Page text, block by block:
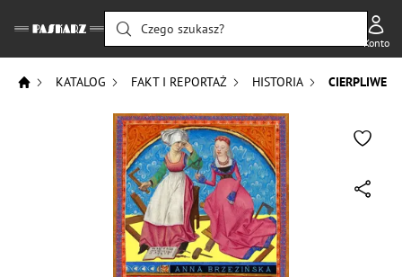
Czego szukasz?
Konto
KATALOG FAKT I REPORTAŻ HISTORIA CIERPLIWE